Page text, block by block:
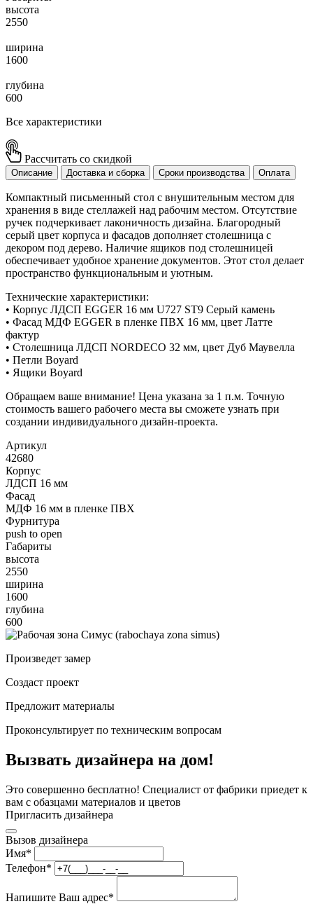
высота
2550
ширина
1600
глубина
600
Все характеристики
Рассчитать со скидкой
Описание Доставка и сборка Сроки производства Оплата
Компактный письменный стол с внушительным местом для
хранения в виде стеллажей над рабочим местом. Отсутствие
ручек подчеркивает лаконичность дизайна. Благородный
серый цвет корпуса и фасадов дополняет столешница с
декором под дерево. Наличие ящиков под столешницей
обеспечивает удобное хранение документов. Этот стол делает
пространство функциональным и уютным.
Технические характеристики:
• Корпус ЛДСП EGGER 16 мм U727 ST9 Серый камень
• Фасад МДФ EGGER в пленке ПВХ 16 мм, цвет Латте
фактур
• Столешница ЛДСП NORDECO 32 мм, цвет Дуб Маувелла
• Петли Boyard
• Ящики Boyard
Обращаем ваше внимание! Цена указана за 1 п.м. Точную
стоимость вашего рабочего места вы сможете узнать при
создании индивидуального дизайн-проекта.
Артикул
42680
Корпус
ЛДСП 16 мм
Фасад
МДФ 16 мм в пленке ПВХ
Фурнитура
push to open
Габариты
высота
2550
ширина
1600
глубина
600
Произведет замер
Создаст проект
Предложит материалы
Проконсультирует по техническим вопросам
Вызвать дизайнера на дом!
Это совершенно бесплатно! Специалист от фабрики приедет к
вам с обазцами материалов и цветов
Пригласить дизайнера
Вызов дизайнера
Имя*
Телефон*
Напишите Ваш адрес*